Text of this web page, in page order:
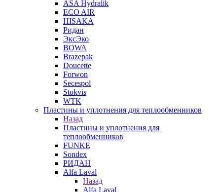
ASA Hydralik
ECO AIR
HISAKA
Ридан
ЭксЭко
BOWA
Brazepak
Doucette
Forwon
Secespol
Stokvis
WTK
Пластины и уплотнения для теплообменников
Назад
Пластины и уплотнения для
теплообменников
FUNKE
Sondex
РИДАН
Alfa Laval
Назад
Alfa Laval